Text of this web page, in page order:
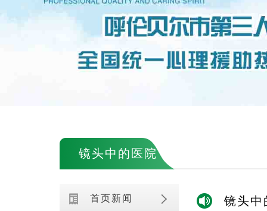
镜头中的医院
首页新闻 镜头中